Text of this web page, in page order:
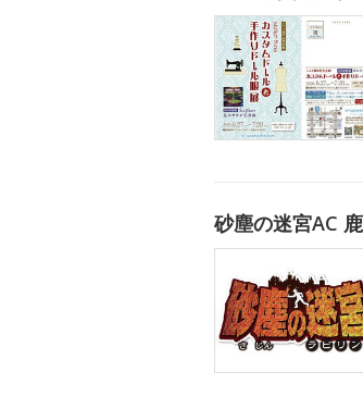
砂塵の迷宮AC